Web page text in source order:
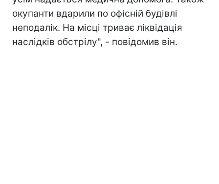
окупанти вдарили по офісній будівлі
неподалік. На місці триває ліквідація
наслідків обстрілу", - повідомив він.